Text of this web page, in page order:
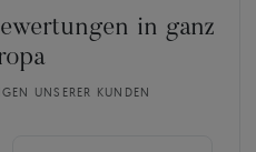
in ganz
UNSERER KUNDEN